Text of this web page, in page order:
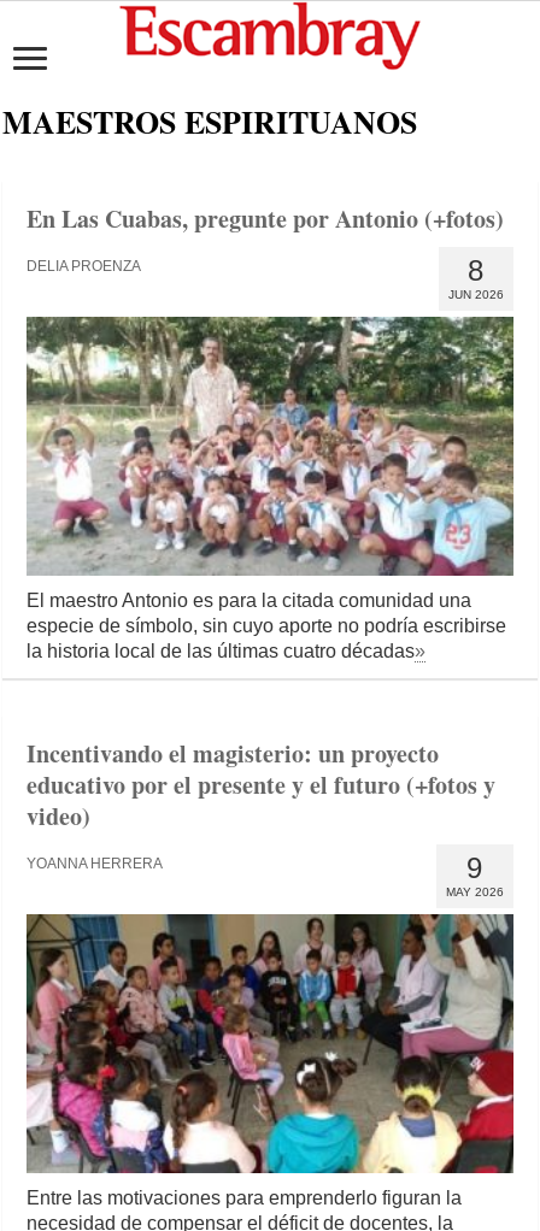
MAESTROS ESPIRITUANOS
En Las Cuabas, pregunte por Antonio (+fotos)
8
JUN 2026
DELIA PROENZA
El maestro Antonio es para la citada comunidad una
especie de símbolo, sin cuyo aporte no podría escribirse
la historia local de las últimas cuatro décadas»
Incentivando el magisterio: un proyecto
educativo por el presente y el futuro (+fotos y
video)
9
MAY 2026
YOANNA HERRERA
Entre las motivaciones para emprenderlo figuran la
necesidad de compensar el déficit de docentes, la